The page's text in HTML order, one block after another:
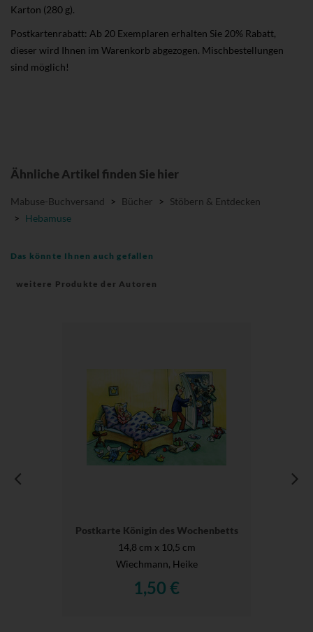
Karton (280 g).
Postkartenrabatt: Ab 20 Exemplaren erhalten Sie 20% Rabatt,
dieser wird Ihnen im Warenkorb abgezogen. Mischbestellungen
sind möglich!
Ähnliche Artikel finden Sie hier
Mabuse-Buchversand > Bücher > Stöbern & Entdecken
> Hebamuse
Das könnte Ihnen auch gefallen
weitere Produkte der Autoren
Postkarte Königin des Wochenbetts
14,8 cm x 10,5 cm
Wiechmann, Heike
1,50 €